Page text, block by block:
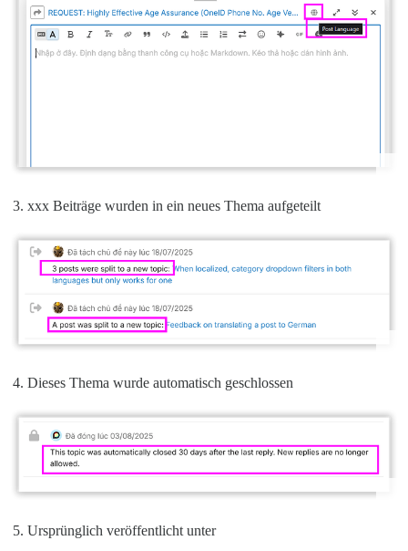
xxx Beiträge wurden in ein neues Thema aufgeteilt
Dieses Thema wurde automatisch geschlossen
Ursprünglich veröffentlicht unter